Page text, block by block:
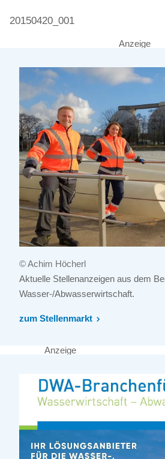
20150420_001
Anzeige
© Achim Höcherl
Aktuelle Stellenanzeigen aus dem
Wasser-/Abwasserwirtschaft.
zum Stellenmarkt
Anzeige